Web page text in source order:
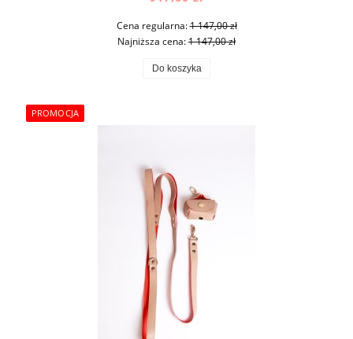
Cena regularna:1 147,00 zł
Najniższa cena:1 147,00 zł
Do koszyka
PROMOCJA